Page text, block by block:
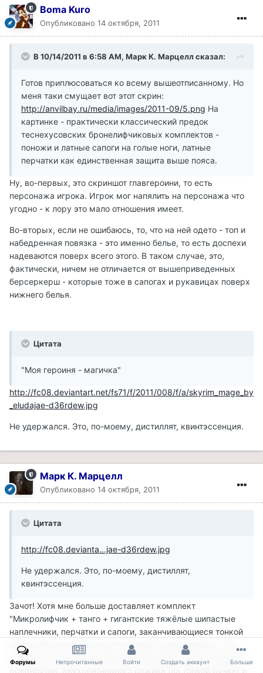
Boma Kuro
Опубликовано 14 октября, 2011
В 10/14/2011 в 6:58 AM, Марк К. Марцелл сказал:
Готов приплюсоваться ко всему вышеотписанному. Но
меня таки смущает вот этот скрин:
http://anvilbay.ru/media/images/2011-09/5.png На
картинке - практически классический предок
теснехусовских бронелифчиковых комплектов -
поножи и латные сапоги на голые ноги, латные
перчатки как единственная защита выше пояса.
Ну, во-первых, это скриншот главгероини, то есть
персонажа игрока. Игрок мог напялить на персонажа что
угодно - к лору это мало отношения имеет.
Во-вторых, если не ошибаюсь, то, что на ней одето - топ и
набедренная повязка - это именно белье, то есть доспехи
надеваются поверх всего этого. В таком случае, это,
фактически, ничем не отличается от вышеприведенных
берсеркерш - которые тоже в сапогах и рукавицах поверх
нижнего белья.
Цитата
"Моя героиня - магичка"
http://fc08.deviantart.net/fs71/f/2011/008/f/a/skyrim_mage_by
_eludajae-d36rdew.jpg
Не удержался. Это, по-моему, дистиллят, квинтэссенция.
Марк К. Марцелл
Опубликовано 14 октября, 2011
Цитата
http://fc08.devianta...jae-d36rdew.jpg
Не удержался. Это, по-моему, дистиллят,
квинтэссенция.
Зачот! Хотя мне больше доставляет комплект
"Микролифчик + танго + гигантские тяжёлые шипастые
наплечники, перчатки и сапоги, заканчивающиеся тонкой
шпилькой. И в руках монструозный супермегамеч". Так
сказать, сочетание доспехов из броневых плит английских
Форумы Непрочитанные Войти Создать аккаунт Больше